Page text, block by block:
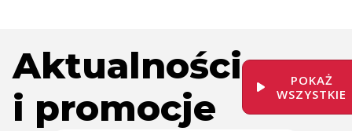
Aktualności
i promocje
POKAŻ
WSZYSTKIE